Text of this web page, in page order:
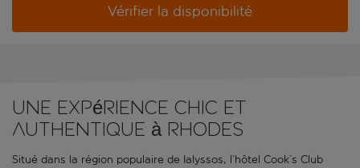
Vérifier la disponibilité
Une expérience chic et
authentique à Rhodes
Situé dans la région populaire de Ialyssos, l’hôtel Cook’s Club